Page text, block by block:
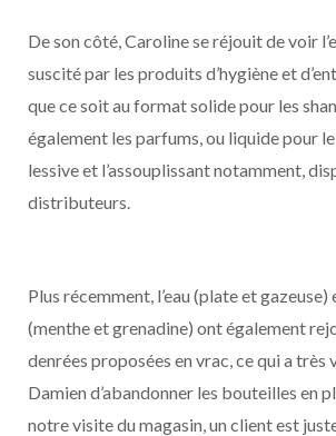
De son côté, Caroline se réjouit de voir
suscité par les produits d’hygiène et
que ce soit au format solide pour les
également les parfums, ou liquide pour
lessive et l’assouplissant notamment,
distributeurs.
Plus récemment, l’eau (plate et gazeuse)
(menthe et grenadine) ont également
denrées proposées en vrac, ce qui a très
Damien d’abandonner les bouteilles en
notre visite du magasin, un client est